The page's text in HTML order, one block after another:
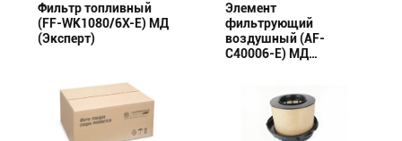
Фильтр топливный
(FF-WK1080/6X-E) МД
(Эксперт)
Элемент
фильтрующий
воздушный (AF-
C40006-E) МД